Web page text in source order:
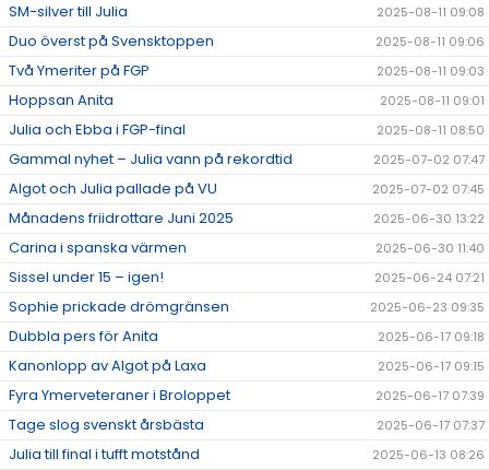
SM-silver till Julia 2025-08-11 09:08
Duo överst på Svensktoppen 2025-08-11 09:06
Två Ymeriter på FGP 2025-08-11 09:03
Hoppsan Anita 2025-08-11 09:01
Julia och Ebba i FGP-final 2025-08-11 08:50
Gammal nyhet – Julia vann på rekordtid 2025-07-02 07:47
Algot och Julia pallade på VU 2025-07-02 07:45
Månadens friidrottare Juni 2025 2025-06-30 13:22
Carina i spanska värmen 2025-06-30 11:40
Sissel under 15 – igen! 2025-06-24 07:21
Sophie prickade drömgränsen 2025-06-23 09:35
Dubbla pers för Anita 2025-06-17 09:18
Kanonlopp av Algot på Laxa 2025-06-17 09:15
Fyra Ymerveteraner i Broloppet 2025-06-17 07:39
Tage slog svenskt årsbästa 2025-06-17 07:37
Julia till final i tufft motstånd 2025-06-13 08:26